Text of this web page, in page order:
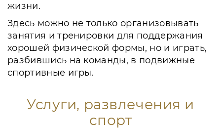
жизни.
Здесь можно не только организовывать
занятия и тренировки для поддержания
хорошей физической формы, но и играть,
разбившись на команды, в подвижные
спортивные игры.
Услуги, развлечения и
спорт